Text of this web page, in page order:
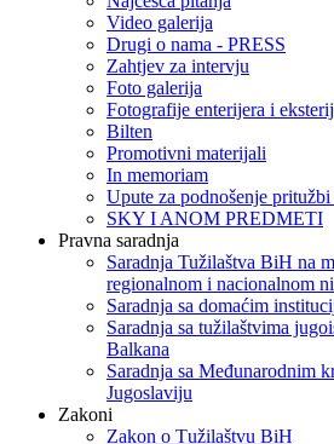
Video galerija
Drugi o nama - PRESS
Zahtjev za intervju
Foto galerija
Fotografije enterijera i
Bilten
Promotivni materijali
In memoriam
Upute za podnošenje
SKY I ANOM PREDMETI
Pravna saradnja
Saradnja Tužilaštva BiH na
regionalnom i nacionalnom
Saradnja sa domaćim
Saradnja sa tužilaštvima
Balkana
Saradnja sa Međunarodnim
Jugoslaviju
Zakoni
Zakon o Тužilaštvu BiH